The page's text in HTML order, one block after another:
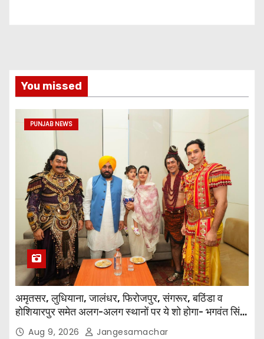
You missed
PUNJAB NEWS
अमृतसर, लुधियाना, जालंधर, फिरोजपुर, संगरूर, बठिंडा व
होशियारपुर समेत अलग-अलग स्थानों पर ये शो होगा- भगवंत सिंह
मान Aug 9, 2026 Jangesamachar